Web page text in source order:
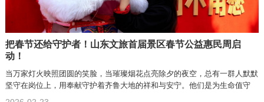
把春节还给守护者！山东文旅首届景区春节公益惠民周启
动！
当万家灯火映照团圆的笑脸，当璀璨烟花点亮除夕的夜空，总有一群人默默
坚守在岗位上，用奉献守护着齐鲁大地的祥和与安宁。他们是为生命值守